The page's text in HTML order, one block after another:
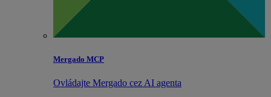
Mergado MCP
Ovládajte Mergado cez AI agenta